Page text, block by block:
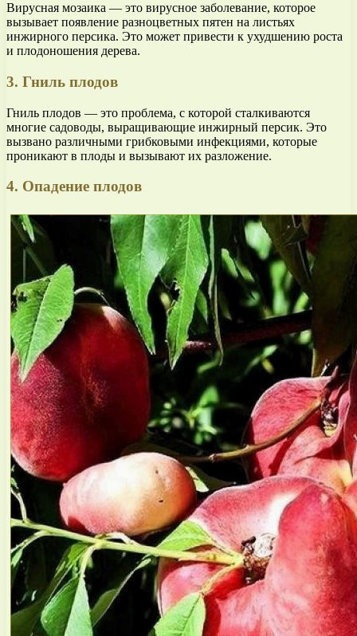
Вирусная мозаика — это вирусное заболевание, которое
вызывает появление разноцветных пятен на листьях
инжирного персика. Это может привести к ухудшению роста
и плодоношения дерева.
3. Гниль плодов
Гниль плодов — это проблема, с которой сталкиваются
многие садоводы, выращивающие инжирный персик. Это
вызвано различными грибковыми инфекциями, которые
проникают в плоды и вызывают их разложение.
4. Опадение плодов